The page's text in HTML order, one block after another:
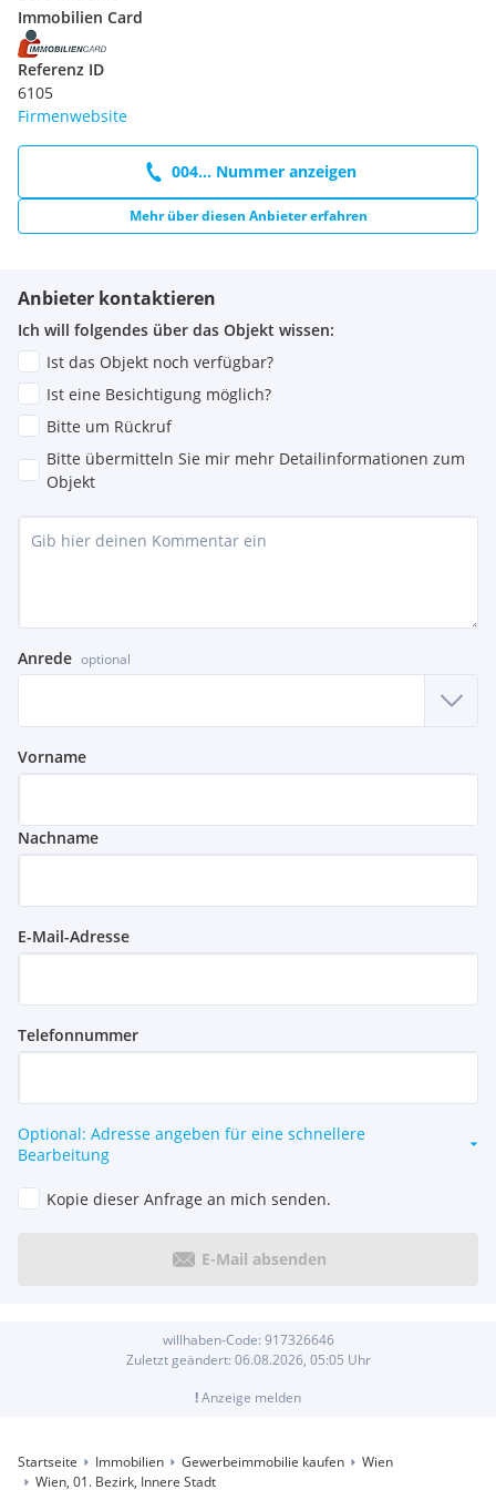
dienen ausschließlich der besseren Veranschaulichung des
Potenzials der Immobilie und stellen keine zugesicherten
Eigenschaften dar.
Noch nichts gefunden? Wir informieren Sie über geeignete
Immobilienangebote noch vor allen anderen.
Ihren individuellen Suchagenten unter folgendem Link an.
Wir schicken Ihnen passende Immobilien exklusiv vorab zu.
Suchagent anlegen-
https://service.immonestor.at/registrieren/de
Immobilien Card
Referenz ID
6105
Firmenwebsite
004... Nummer anzeigen
Mehr über diesen Anbieter erfahren
Anbieter kontaktieren
Ich will folgendes über das Objekt wissen:
Ist das Objekt noch verfügbar?
Ist eine Besichtigung möglich?
Bitte um Rückruf
Bitte übermitteln Sie mir mehr Detailinformationen zum
Objekt
Anrede optional
Vorname
Nachname
E-Mail-Adresse
Telefonnummer
Optional: Adresse angeben für eine schnellere
Bearbeitung
Kopie dieser Anfrage an mich senden.
E-Mail absenden
willhaben-Code: 917326646
Zuletzt geändert: 06.08.2026, 05:05 Uhr
!Anzeige melden
Startseite Immobilien Gewerbeimmobilie kaufen
Wien
Wien, 01. Bezirk, Innere Stadt